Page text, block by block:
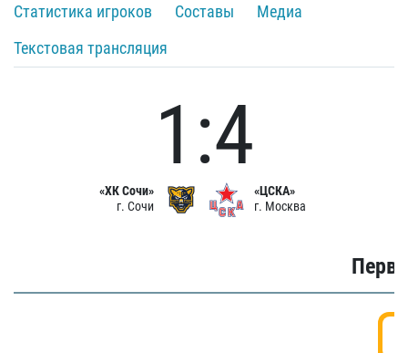
Статистика игроков
Составы
Медиа
Текстовая трансляция
«ХК Сочи»
г. Сочи
1:4
«ЦСКА»
г. Москва